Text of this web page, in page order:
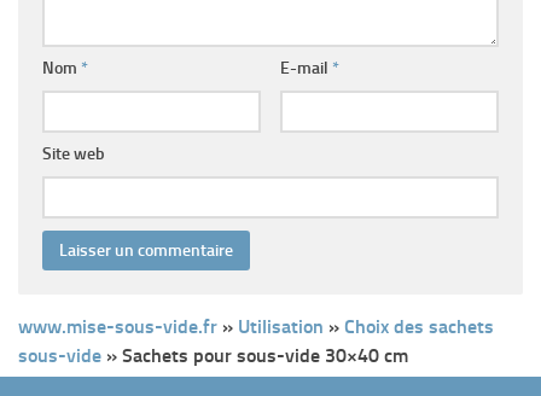
Nom * E-mail *
Site web
www.mise-sous-vide.fr » Utilisation » Choix des sachets
sous-vide » Sachets pour sous-vide 30×40 cm